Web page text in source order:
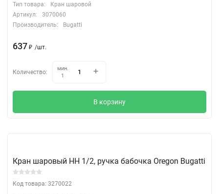
Тип товара:
Кран шаровой
Артикул:
3070060
Производитель:
Bugatti
637 ₽ /шт.
Количество:
мин.
1
В корзину
Кран шаровый НН 1/2, ручка бабочка Oregon Bugatti
Код товара: 3270022